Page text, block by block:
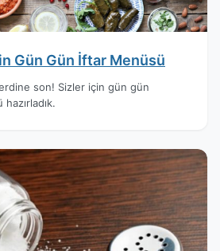
Gün Gün İftar Menüsü
son! Sizler için gün gün